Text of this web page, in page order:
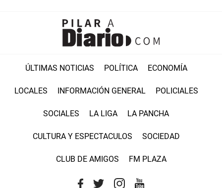
ÚLTIMAS NOTICIAS POLÍTICA ECONOMÍA
LOCALES INFORMACIÓN GENERAL POLICIALES
SOCIALES LA LIGA LA PANCHA
CULTURA Y ESPECTACULOS SOCIEDAD
CLUB DE AMIGOS FM PLAZA